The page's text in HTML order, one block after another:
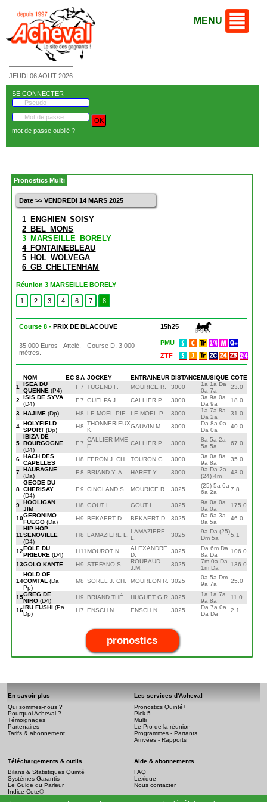
JEUDI 06 AOUT 2026
MENU
SE CONNECTER
mot de passe oublié ?
Pronostics Multi
Date >> VENDREDI 14 MARS 2025
1_ENGHIEN_SOISY
2_BEL_MONS
3_MARSEILLE_BORELY
4_FONTAINEBLEAU
5_HOL_WOLVEGA
6_GB_CHELTENHAM
Réunion 3 MARSEILLE BORELY
1 2 3 4 6 7 8
Course 8 -PRIX DE BLACOUVE 15h25
35.000 Euros - Attelé. - Course D, 3.000
mètres.
PMU
ZTF
NOM ECSA JOCKEY ENTRAINEURDISTANCEMUSIQUECOTE
1
ISEA DU
QUENNE (P4)
F 7 TUGEND F. MOURICE R. 3000
1a 1a Da
0a 7a
23.0
2
ISIS DE SYVA
(D4)
F 7 GUELPA J. CALLIER P. 3000
3a 9a 0a
Da 9a
18.0
3 HAJIME (Dp) H8 LE MOEL PIE. LE MOEL P. 3000
1a 7a 8a
Da 2a
31.0
4 HOLYFIELD
SPORT (Dp)
H8 THONNERIEUX
K.
GAUVIN M. 3000
Da 8a 0a
Da 0a
40.0
5
IBIZA DE
BOURGOGNE
(D4)
F 7
CALLIER MME
E.
CALLIER P. 3000
8a 5a 2a
5a 5a
67.0
6 HACH DES
CAPELLES
H8 FERON J. CH. TOURON G. 3000
3a 0a 8a
9a 8a
35.0
7 HAUBAGNE
(Da)
F 8 BRIAND Y. A. HARET Y. 3000
9a Da 2a
(24) 4m
43.0
8
GEODE DU
CHERISAY
(D4)
F 9 CINGLAND S. MOURICE R. 3025
(25) 5a 6a
6a 2a
7.8
9 HOOLIGAN
JIM
H8 GOUT L. GOUT L. 3025
9a 0a 0a
0a 0a
175.0
10GERONIMO
FUEGO (Da)
H9 BEKAERT D. BEKAERT D. 3025
6a 6a 3a
8a 5a
46.0
11
HIP HOP
SENOVILLE
(D4)
H8 LAMAZIERE L.
LAMAZIERE
L.
3025
9a Da (25)
Dm 5a
5.1
12EOLE DU
PRIEURE (D4)
H11MOUROT N.
ALEXANDRE
D.
3025
Da 6m Da
8a Da
106.0
13GOLO KANTE H9 STEFANO S.
ROUBAUD
J.M.
3025
7m 0a Da
1m Da
136.0
14
HOLD OF
COMTAL (Da
Pp)
M8 SOREL J. CH. MOURLON R. 3025
0a 5a Dm
9a 7a
25.0
15GREG DE
NIRO (D4)
H9 BRIAND THÉ. HUGUET G.R. 3025
1a 1a 7a
9a 8a
11.0
16IRU FUSHI (Pa
Dp)
H7 ENSCH N. ENSCH N. 3025
Da 7a 0a
Da Da
2.1
pronostics
En savoir plus
Qui sommes-nous ?
Pourquoi Acheval ?
Témoignages
Partenaires
Tarifs & abonnement
Les services d'Acheval
Pronostics Quinté+
Pick 5
Multi
Le Pro de la réunion
Programmes - Partants
Arrivées - Rapports
Téléchargements & outils
Bilans & Statistiques Quinté
Systèmes Garantis
Le Guide du Parieur
Indice-Cote©
Aide & abonnements
FAQ
Lexique
Nous contacter